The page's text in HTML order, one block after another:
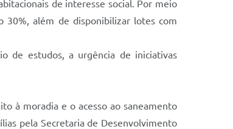
de interesse social. Por meio
30%, além de disponibilizar lotes com
de estudos, a urgência de iniciativas
à moradia e o acesso ao saneamento
pela Secretaria de Desenvolvimento